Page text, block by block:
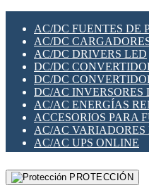
SWITCH Y
TARJETAS PI
UNIÓN Y
PLACAS
SWITCHES Y REDES
SOLUCIONES IOT
SOLUCIONES
SOLUCIONES RED
SEGURIDAD PARA
SWITCHES LAN
TELEFONÍA IP (VOIP)
VIGILANCIA IP
MESHTASTIC
AC/DC FUENTES DE
AC/DC
AC/DC DRIVERS LED
DC/DC
DC/DC
DC/AC INVERSORES
AC/AC ENERGÍAS
ACCESORIOS PARA
AC/AC
AC/AC UPS ONLINE
PROTECCIÓN